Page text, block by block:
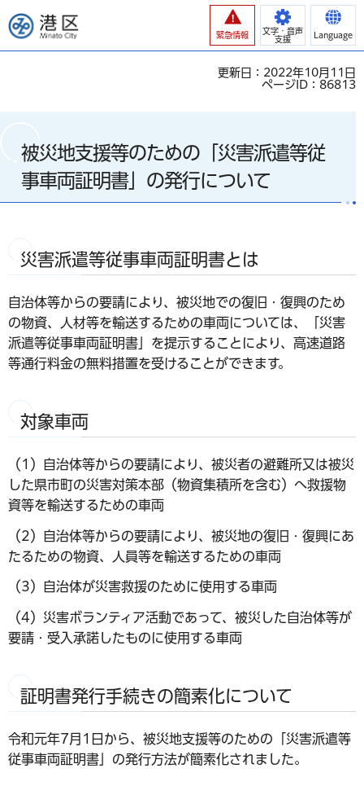
港区
緊急情報
文字・音声
支援
Language
更新日：2022年10月11日
ページID：86813
被災地支援等のための「災害派遣等従
事車両証明書」の発行について
災害派遣等従事車両証明書とは
自治体等からの要請により、被災地での復旧・復興のため
の物資、人材等を輸送するための車両については、「災害
派遣等従事車両証明書」を提示することにより、高速道路
等通行料金の無料措置を受けることができます。
対象車両
（1）自治体等からの要請により、被災者の避難所又は被災
した県市町の災害対策本部（物資集積所を含む）へ救援物
資等を輸送するための車両
（2）自治体等からの要請により、被災地の復旧・復興にあ
たるための物資、人員等を輸送するための車両
（3）自治体が災害救援のために使用する車両
（4）災害ボランティア活動であって、被災した自治体等が
要請・受入承諾したものに使用する車両
証明書発行手続きの簡素化について
令和元年7月1日から、被災地支援等のための「災害派遣等
従事車両証明書」の発行方法が簡素化されました。